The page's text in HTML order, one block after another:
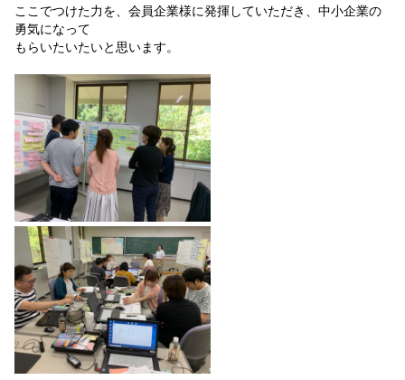
ここでつけた力を、会員企業様に発揮していただき、中小企業の
勇気になって
もらいたいたいと思います。